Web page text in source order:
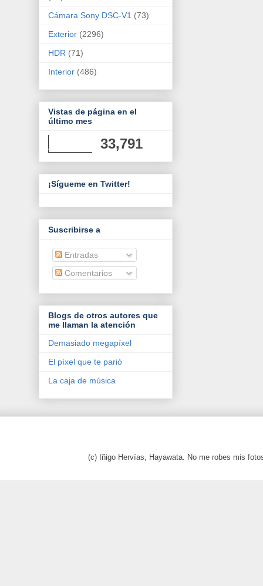
Cámara Sony DSC-V1 (73)
Exterior (2296)
HDR (71)
Interior (486)
Vistas de página en el
último mes
33,791
¡Sígueme en Twitter!
Suscribirse a
Entradas
Comentarios
Blogs de otros autores que
me llaman la atención
Demasiado megapíxel
El píxel que te parió
La caja de música
(c) Iñigo Hervías, Hayawata. No me robes mis